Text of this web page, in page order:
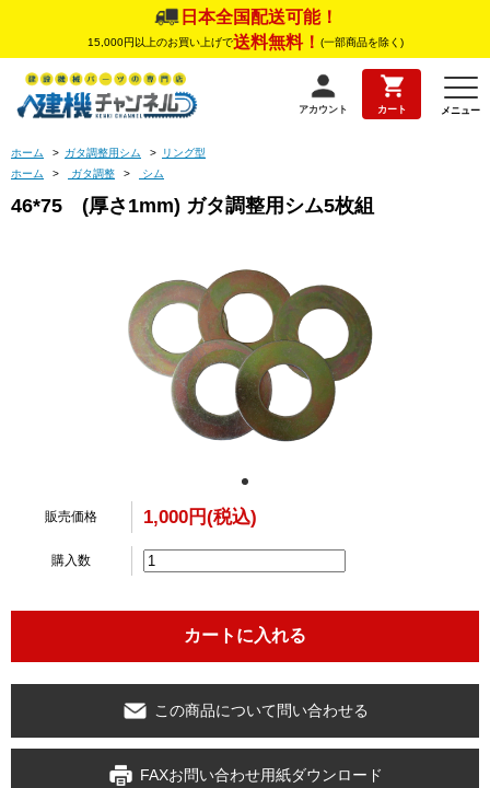
日本全国配送可能！
15,000円以上のお買い上げで送料無料！ (一部商品を除く)
アカウント カート メニュー
ホーム > ガタ調整用シム >
リング型
ホーム
> ガタ調整 > シム
46*75 (厚さ1mm) ガタ調整用シム5枚組
販売価格 1,000円(税込)
購入数
この商品について問い合わせる
FAXお問い合わせ用紙ダウンロード